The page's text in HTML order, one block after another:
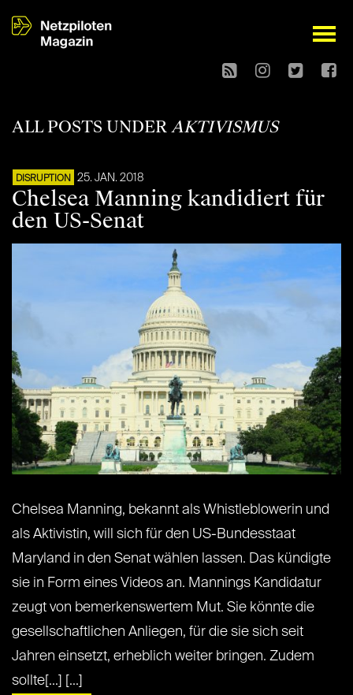
open
ALL POSTS UNDERAKTIVISMUS
DISRUPTION 25. JAN. 2018
Chelsea Manning kandidiert für
den US-Senat
Chelsea Manning, bekannt als Whistleblowerin und
als Aktivistin, will sich für den US-Bundesstaat
Maryland in den Senat wählen lassen. Das kündigte
sie in Form eines Videos an. Mannings Kandidatur
zeugt von bemerkenswertem Mut. Sie könnte die
gesellschaftlichen Anliegen, für die sie sich seit
Jahren einsetzt, erheblich weiter bringen. Zudem
sollte[...] [...]